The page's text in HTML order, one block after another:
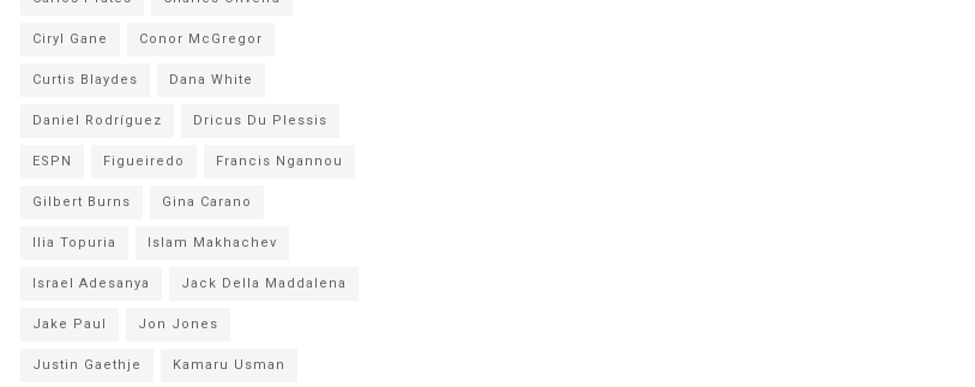
Ciryl Gane Conor McGregor
Curtis Blaydes Dana White
Daniel Rodríguez Dricus Du Plessis
ESPN Figueiredo Francis Ngannou
Gilbert Burns Gina Carano
Ilia Topuria Islam Makhachev
Israel Adesanya Jack Della Maddalena
Jake Paul Jon Jones
Justin Gaethje Kamaru Usman